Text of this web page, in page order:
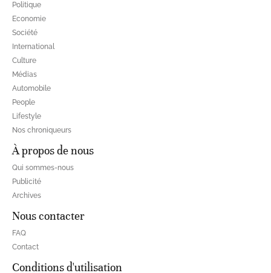
Politique
Economie
Société
International
Culture
Médias
Automobile
People
Lifestyle
Nos chroniqueurs
À propos de nous
Qui sommes-nous
Publicité
Archives
Nous contacter
FAQ
Contact
Conditions d'utilisation